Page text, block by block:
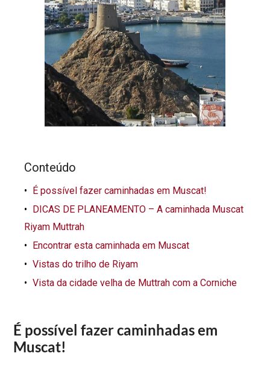
Conteúdo
É possível fazer caminhadas em Muscat!
DICAS DE PLANEAMENTO – A caminhada Muscat
Riyam Muttrah
Encontrar esta caminhada em Muscat
Vistas do trilho de Riyam
Vista da cidade velha de Muttrah com a Corniche
É possível fazer caminhadas em
Muscat!